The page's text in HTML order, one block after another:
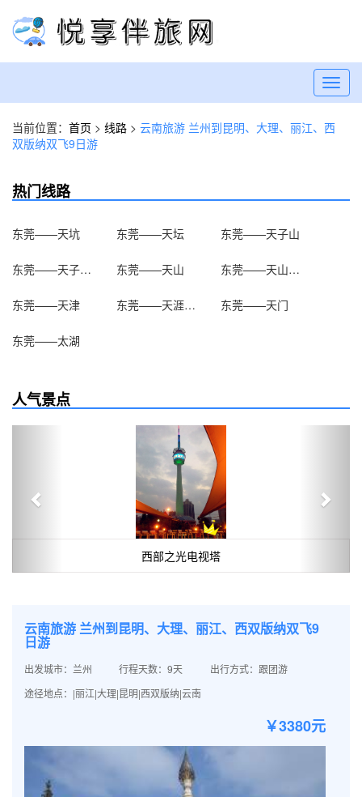
当前位置： 首页 > 线路 > 云南旅游 兰州到昆明、大理、丽江、西
双版纳双飞9日游
热门线路
东莞——天坑 东莞——天坛 东莞——天子山
东莞——天子山瀑布 东莞——天山 东莞——天山天池
东莞——天津 东莞——天涯海角 东莞——天门
东莞——太湖
人气景点
西部之光电视塔
云南旅游 兰州到昆明、大理、丽江、西双版纳双飞9
日游
出发城市：兰州 行程天数：9天
出行方式：跟团游
途径地点：|丽江|大理|昆明|西双版纳|云南
￥3380元